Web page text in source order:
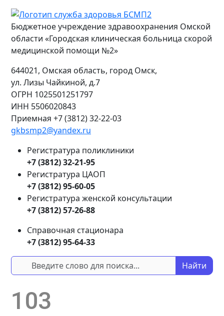
Бюджетное учреждение здравоохранения Омской
области «Городская клиническая больница скорой
медицинской помощи №2»
644021, Омская область, город Омск,
ул. Лизы Чайкиной, д.7
ОГРН 1025501251797
ИНН 5506020843
Приемная +7 (3812) 32-22-03
gkbsmp2@yandex.ru
Регистратура поликлиники
+7 (3812) 32-21-95
Регистратура ЦАОП
+7 (3812) 95-60-05
Регистратура женской консультации
+7 (3812) 57-26-88
Справочная стационара
+7 (3812) 95-64-33
Найти
103